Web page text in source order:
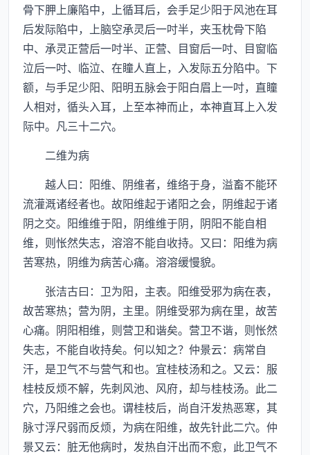
骨下胛上廉陷中，上循耳后，会手足少阳于风池在耳
后发际陷中，上脑空承灵后一吋半，夹玉枕骨下陷
中、承灵正营后一吋半、正营、目窗后一吋、目窗临
泣后一吋、临泣、在瞳人直上，入发际五分陷中。下
额，与手足少阳、阳明五脉会于阳白眉上一吋，直瞳
人相对，循头入耳，上至本神而止，本神直耳上入发
际中。凡三十二穴。
二维为病
越人曰：阳维、阴维者，维络于身，溢畜不能环
流灌溉诸经者也。故阳维起于诸阳之会，阴维起于诸
阴之交。阳维维于阳，阴维维于阴，阴阳不能自相
维，则怅然失志，溶溶不能自收持。又曰：阳维为病
苦寒热，阴维为病苦心痛。溶溶缓慢貌。
张洁古曰：卫为阳，主表。阳维受邪为病在表，
故苦寒热；营为阴，主里。阴维受邪为病在里，故苦
心痛。阴阳相维，则营卫和谐矣。营卫不谐，则怅然
失志，不能自收持矣。何以知之？仲景云：病常自
汗，是卫气不与营气和也。宜桂枝汤和之。又云：服
桂枝反烦不解，先刺风池、风府，却与桂枝汤。此二
穴，乃阳维之会也。谓桂枝后，尚自汗发热恶寒，其
脉寸浮尺弱而反烦，为病在阳维，故先针此二穴。仲
景又云：脏无他病时，发热自汗出而不愈，此卫气不